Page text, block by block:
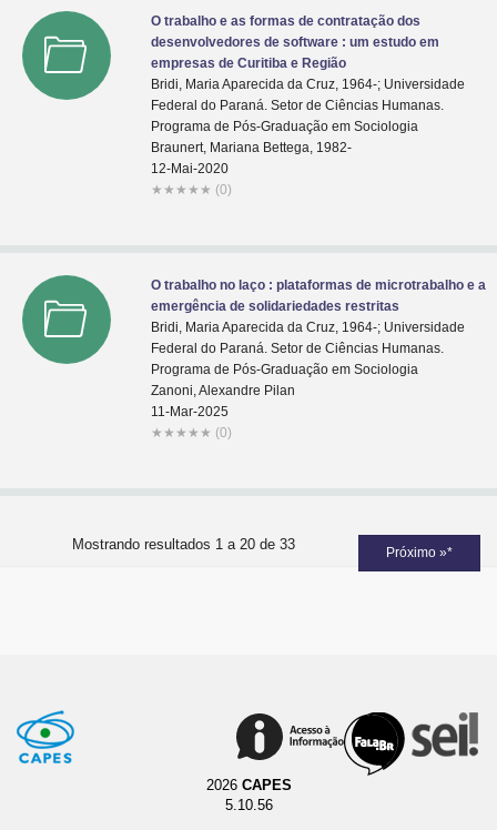
O trabalho e as formas de contratação dos
desenvolvedores de software : um estudo em
empresas de Curitiba e Região
Bridi, Maria Aparecida da Cruz, 1964-; Universidade
Federal do Paraná. Setor de Ciências Humanas.
Programa de Pós-Graduação em Sociologia
Braunert, Mariana Bettega, 1982-
12-Mai-2020
★ ★ ★ ★ ★ (0)
O trabalho no laço : plataformas de microtrabalho e a
emergência de solidariedades restritas
Bridi, Maria Aparecida da Cruz, 1964-; Universidade
Federal do Paraná. Setor de Ciências Humanas.
Programa de Pós-Graduação em Sociologia
Zanoni, Alexandre Pilan
11-Mar-2025
★ ★ ★ ★ ★ (0)
Mostrando resultados 1 a 20 de 33 Próximo »*
2026 CAPES
5.10.56